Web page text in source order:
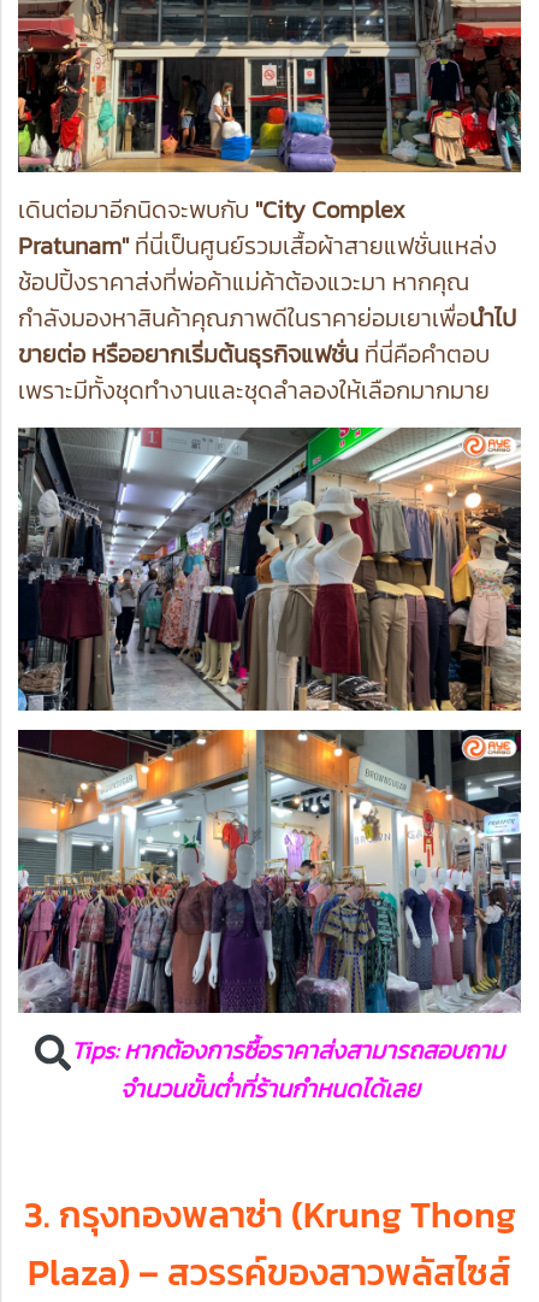
เดินต่อมาอีกนิดจะพบกับ "City Complex
Pratunam"ที่นี่เป็นศูนย์รวมเสื้อผ้าสายแฟชั่นแหล่ง
ช้อปปิ้งราคาส่งที่พ่อค้าแม่ค้าต้องแวะมา หากคุณ
กำลังมองหาสินค้าคุณภาพดีในราคาย่อมเยาเพื่อนำไป
ขายต่อ หรืออยากเริ่มต้นธุรกิจแฟชั่น ที่นี่คือคำตอบ
เพราะมีทั้งชุดทำงานและชุดลำลองให้เลือกมากมาย
Tips: หากต้องการซื้อราคาส่งสามารถสอบถาม
จำนวนขั้นต่ำที่ร้านกำหนดได้เลย
3. กรุงทองพลาซ่า (Krung Thong
Plaza) – สวรรค์ของสาวพลัสไซส์